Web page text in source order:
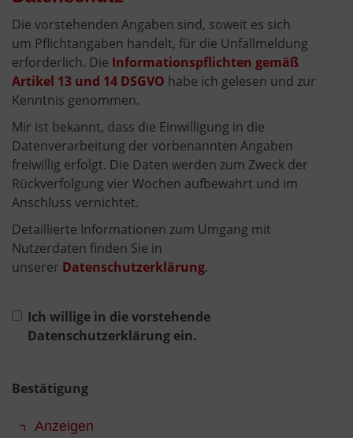
Die vorstehenden Angaben sind, soweit es sich
um Pflichtangaben handelt, für die Unfallmeldung
erforderlich. Die Informationspflichten gemäß
Artikel 13 und 14 DSGVO habe ich gelesen und zur
Kenntnis genommen.
Mir ist bekannt, dass die Einwilligung in die
Datenverarbeitung der vorbenannten Angaben
freiwillig erfolgt. Die Daten werden zum Zweck der
Rückverfolgung vier Wochen aufbewahrt und im
Anschluss vernichtet.
Detaillierte Informationen zum Umgang mit
Nutzerdaten finden Sie in
unserer Datenschutzerklärung.
Ich willige in die vorstehende
Datenschutzerklärung ein.
Bestätigung
Anzeigen